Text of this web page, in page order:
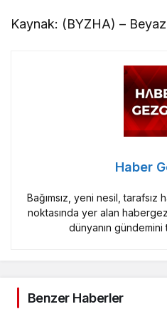
Kaynak: (BYZHA) –
Haber
Bağımsız, yeni nesil,
noktasında yer alan
dünyanın
Benzer Haberler